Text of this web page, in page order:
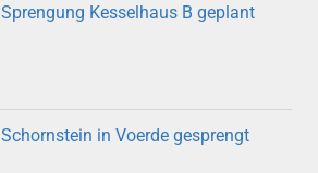
Sprengung Kesselhaus B geplant
Schornstein in Voerde gesprengt